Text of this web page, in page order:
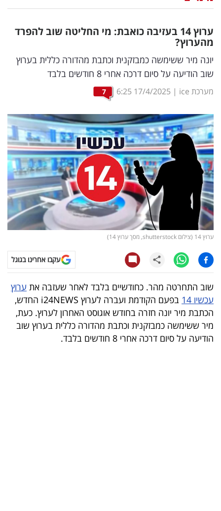
דיגיטל
וטק
שיווק
ופרסום
משפט
מדדים
ומחקרים
דעות
רכילות
עסקית
קריפטו
ויראלי
טלוויזיה
עסקי
ספורט
ערוץ 14 בעזיבה כואבת: מי החליטה שוב להפרד
מהערוץ?
יונה מיר ששימשה כמבזקנית וכתבת מהדורה כללית בערוץ
שוב הודיעה על סיום דרכה אחרי 8 חודשים בלבד
מערכת ice |
17/4/2025
6:25
7
ערוץ 14 (צילום shutterstock, מסך ערוץ 14)
עקבו אחרינו בגוגל
שוב התחרטה מהר. כחודשיים בלבד לאחר שעזבה את ערוץ
עכשיו 14
בפעם הקודמת ועברה לערוץ i24NEWS החדש,
הכתבת מיר יונה חזרה בחודש אוגוסט האחרון לערוץ. כעת,
מיר ששימשה כמבזקנית וכתבת מהדורה כללית בערוץ שוב
הודיעה על סיום דרכה אחרי 8 חודשים בלבד.